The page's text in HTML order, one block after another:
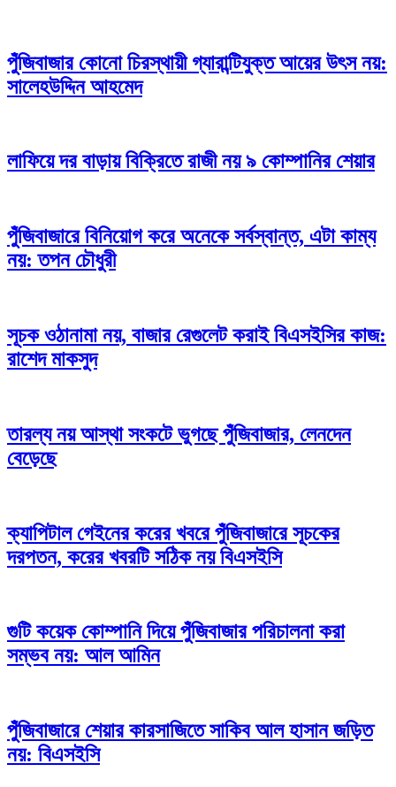
পুঁজিবাজার কোনো চিরস্থায়ী গ্যারান্টিযুক্ত আয়ের উৎস নয়:
সালেহউদ্দিন আহমেদ
লাফিয়ে দর বাড়ায় বিক্রিতে রাজী নয় ৯ কোম্পানির শেয়ার
পুঁজিবাজারে বিনিয়োগ করে অনেকে সর্বস্বান্ত, এটা কাম্য
নয়: তপন চৌধুরী
সূচক ওঠানামা নয়, বাজার রেগুলেট করাই বিএসইসির কাজ:
রাশেদ মাকসুদ
তারল্য নয় আস্থা সংকটে ভুগছে পুঁজিবাজার, লেনদেন
বেড়েছে
ক্যাপিটাল গেইনের করের খবরে পুঁজিবাজারে সূচকের
দরপতন, করের খবরটি সঠিক নয় বিএসইসি
গুটি কয়েক কোম্পানি দিয়ে পুঁজিবাজার পরিচালনা করা
সম্ভব নয়: আল আমিন
পুঁজিবাজারে শেয়ার কারসাজিতে সাকিব আল হাসান জড়িত
নয়: বিএসইসি